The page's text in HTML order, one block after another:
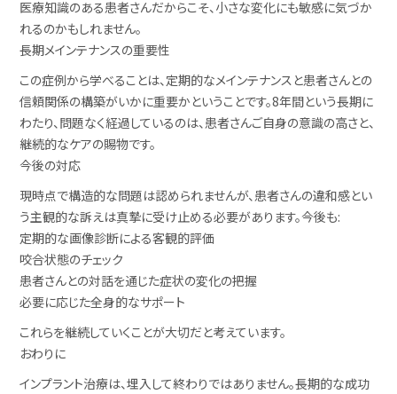
医療知識のある患者さんだからこそ、小さな変化にも敏感に気づか
れるのかもしれません。
長期メインテナンスの重要性
この症例から学べることは、定期的なメインテナンスと患者さんとの
信頼関係の構築がいかに重要かということです。8年間という長期に
わたり、問題なく経過しているのは、患者さんご自身の意識の高さと、
継続的なケアの賜物です。
今後の対応
現時点で構造的な問題は認められませんが、患者さんの違和感とい
う主観的な訴えは真摯に受け止める必要があります。今後も:
定期的な画像診断による客観的評価
咬合状態のチェック
患者さんとの対話を通じた症状の変化の把握
必要に応じた全身的なサポート
これらを継続していくことが大切だと考えています。
おわりに
インプラント治療は、埋入して終わりではありません。長期的な成功